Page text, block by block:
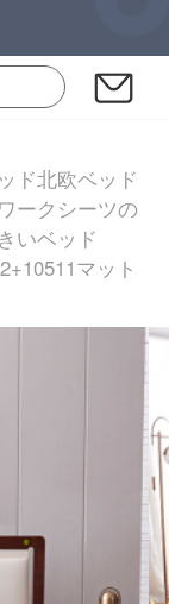
ド北欧ベッド
ークシーツの
いベッド
マット